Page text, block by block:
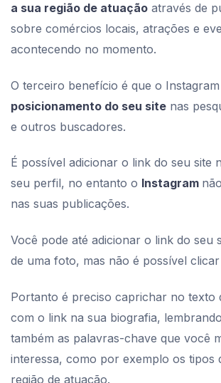
a sua região de atuação através de
sobre comércios locais, atrações e
acontecendo no momento.
O terceiro benefício é que o Instagram
posicionamento do seu site nas
e outros buscadores.
É possível adicionar o link do seu site
seu perfil, no entanto o Instagram
nas suas publicações.
Você pode até adicionar o link do seu
de uma foto, mas não é possível
Portanto é preciso caprichar no texto
com o link na sua biografia,
também as palavras-chave que você
interessa, como por exemplo os tipos
região de atuação.